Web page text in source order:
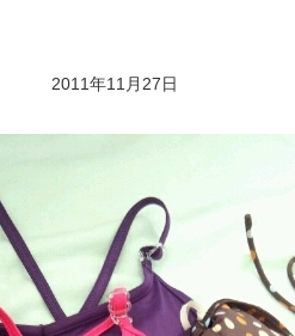
最
2011年11月27日